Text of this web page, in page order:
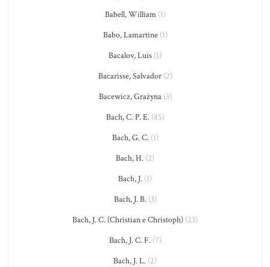
Babell, William(1)
Babo, Lamartine(1)
Bacalov, Luis (1)
Bacarisse, Salvador(2)
Bacewicz, Grażyna(3)
Bach, C. P. E.(85)
Bach, G. C.(1)
Bach, H. (2)
Bach, J. (1)
Bach, J. B.(3)
Bach, J. C. (Christian e Christoph) (23)
Bach, J. C. F.(7)
Bach, J. L. (2)